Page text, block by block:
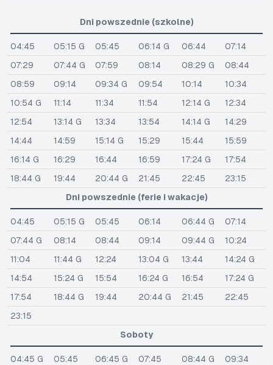
Dni powszednie (szkolne)
04:45 05:15 G 05:45 06:14 G 06:44
07:14
07:29
07:44 G 07:59 08:14 08:29 G
08:44
08:59
09:14 09:34 G 09:54 10:14
10:34
10:54 G
11:14 11:34 11:54 12:14 G
12:34
12:54
13:14 G 13:34 13:54 14:14 G
14:29
14:44
14:59 15:14 G 15:29 15:44
15:59
16:14 G
16:29 16:44 16:59 17:24 G
17:54
18:44 G
19:44 20:44 G 21:45 22:45
23:15
Dni powszednie (ferie i wakacje)
04:45 05:15 G 05:45 06:14 06:44 G
07:14
07:44 G
08:14 08:44 09:14 09:44 G
10:24
11:04
11:44 G 12:24 13:04 G 13:44
14:24 G
14:54
15:24 G 15:54 16:24 G 16:54
17:24 G
17:54
18:44 G 19:44 20:44 G 21:45
22:45
23:15
Soboty
04:45 G 05:45 06:45 G 07:45 08:44 G
09:34